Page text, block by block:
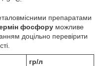
препаратами
фосфору можливе
доцільно перевірити
гр/л